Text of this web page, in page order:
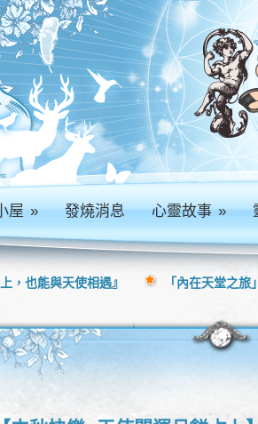
屋» 發燒消息 心靈故事»
上，也能與天使相遇』 「內在天堂之